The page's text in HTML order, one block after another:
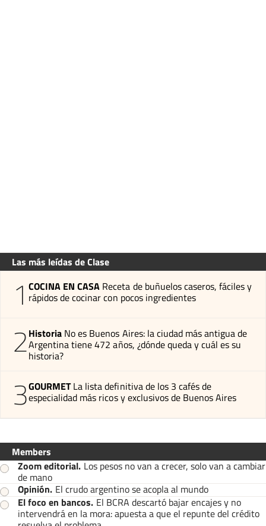
Las más leídas de Clase
1 COCINA EN CASA Receta de buñuelos caseros, fáciles y
rápidos de cocinar con pocos ingredientes
2Historia No es Buenos Aires: la ciudad más antigua de
Argentina tiene 472 años, ¿dónde queda y cuál es su
historia?
3GOURMET La lista definitiva de los 3 cafés de
especialidad más ricos y exclusivos de Buenos Aires
Members
Zoom editorial. Los pesos no van a crecer, solo van a cambiar
de mano
Opinión. El crudo argentino se acopla al mundo
El foco en bancos. El BCRA descartó bajar encajes y no
intervendrá en la mora: apuesta a que el repunte del crédito